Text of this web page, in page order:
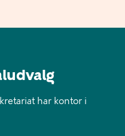
har kontor i